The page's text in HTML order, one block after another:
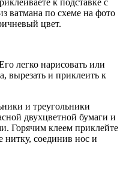
ватмана по схеме на фото
цвет.
легко нарисовать или
вырезать и приклеить к
и треугольники
двухцветной бумаги и
Горячим клеем приклейте
нитку, соединив нос и